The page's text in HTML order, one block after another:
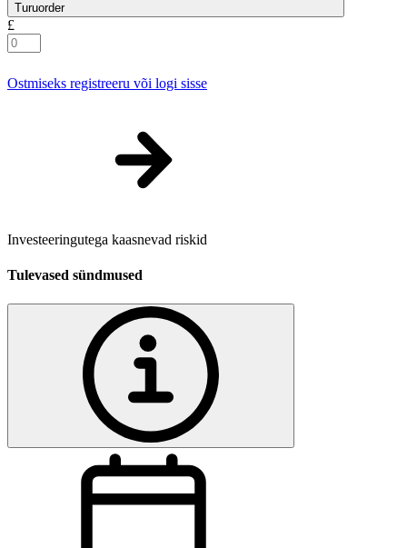
Turuorder
£
Ostmiseks registreeru või logi sisse
Investeeringutega kaasnevad riskid
Tulevased sündmused